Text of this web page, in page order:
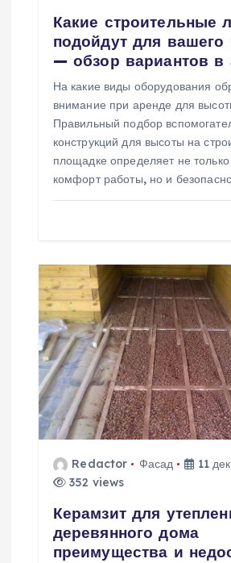
Какие строительные
подойдут для вашего
— обзор вариантов в
На какие виды оборудования
внимание при аренде для
Правильный подбор
конструкций для высоты на
площадке определяет не только
комфорт работы, но и
Redactor Фасад
11
352 views
Керамзит для
деревянного дома
преимущества и